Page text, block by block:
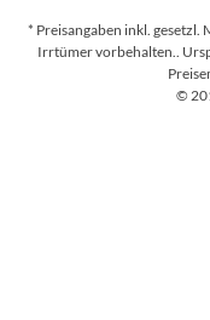
* Preisangaben inkl. gesetzl.
Irrtümer vorbehalten.
.
©